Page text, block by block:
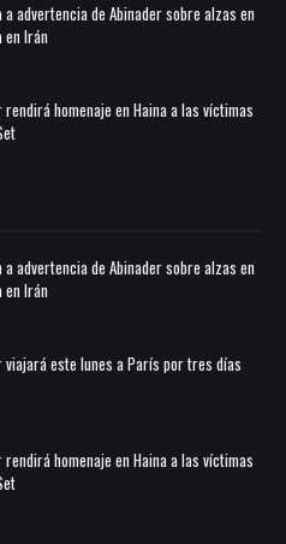
advertencia de Abinader sobre alzas en
Irán
homenaje en Haina a las víctimas
advertencia de Abinader sobre alzas en
Irán
viajará este lunes a París por tres días
homenaje en Haina a las víctimas